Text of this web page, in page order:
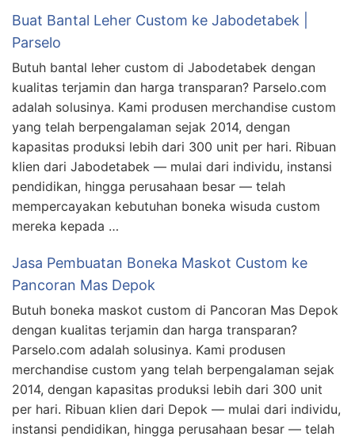
Buat Bantal Leher Custom ke Jabodetabek |
Parselo
Butuh bantal leher custom di Jabodetabek dengan
kualitas terjamin dan harga transparan? Parselo.com
adalah solusinya. Kami produsen merchandise custom
yang telah berpengalaman sejak 2014, dengan
kapasitas produksi lebih dari 300 unit per hari. Ribuan
klien dari Jabodetabek — mulai dari individu, instansi
pendidikan, hingga perusahaan besar — telah
mempercayakan kebutuhan boneka wisuda custom
mereka kepada …
Jasa Pembuatan Boneka Maskot Custom ke
Pancoran Mas Depok
Butuh boneka maskot custom di Pancoran Mas Depok
dengan kualitas terjamin dan harga transparan?
Parselo.com adalah solusinya. Kami produsen
merchandise custom yang telah berpengalaman sejak
2014, dengan kapasitas produksi lebih dari 300 unit
per hari. Ribuan klien dari Depok — mulai dari individu,
instansi pendidikan, hingga perusahaan besar — telah